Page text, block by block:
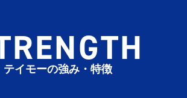
テイモーの強み・特徴